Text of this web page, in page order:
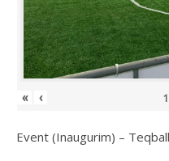
« ‹
Event (Inaugurim) –